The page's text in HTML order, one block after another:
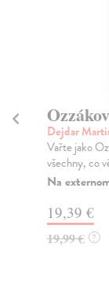
Dejdar
Vařte jako
všechny, co
Na
19,39 €
19,99 € ?